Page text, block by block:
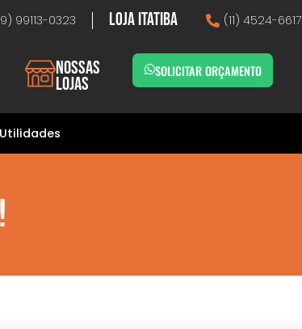
99113-0323 Loja Itatiba (11) 4524-6617
Nossas
lojas
SOLICITAR ORÇAMENTO
Utilidades